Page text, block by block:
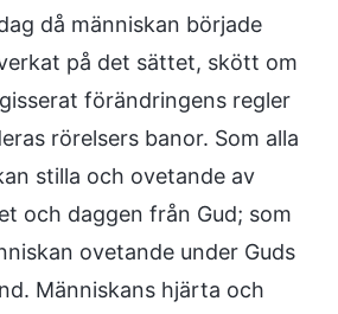
då människan började
på det sättet, skött om
förändringens regler
rörelsers banor. Som alla
stilla och ovetande av
och daggen från Gud; som
ovetande under Guds
Människans hjärta och